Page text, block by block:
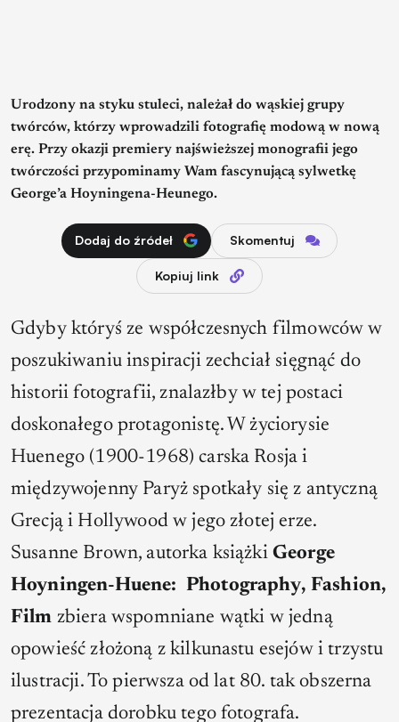
Urodzony na styku stuleci, należał do wąskiej grupy
twórców, którzy wprowadzili fotografię modową w nową
erę. Przy okazji premiery najświeższej monografii jego
twórczości przypominamy Wam fascynującą sylwetkę
George’a Hoyningena-Heunego.
Dodaj do źródeł Skomentuj
Kopiuj link
Gdyby któryś ze współczesnych filmowców w
poszukiwaniu inspiracji zechciał sięgnąć do
historii fotografii, znalazłby w tej postaci
doskonałego protagonistę. W życiorysie
Huenego (1900-1968) carska Rosja i
międzywojenny Paryż spotkały się z antyczną
Grecją i Hollywood w jego złotej erze.
Susanne Brown, autorka książki George
Hoyningen-Huene: Photography, Fashion,
Film zbiera wspomniane wątki w jedną
opowieść złożoną z kilkunastu esejów i trzystu
ilustracji. To pierwsza od lat 80. tak obszerna
prezentacja dorobku tego fotografa.